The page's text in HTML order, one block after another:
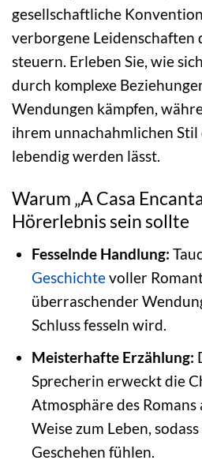
gesellschaftliche
verborgene Leidenschaften
steuern. Erleben Sie, wie
durch komplexe
Wendungen kämpfen,
ihrem unnachahmlichen
lebendig werden lässt.
Warum „A Casa
Hörerlebnis sein sollte
Fesselnde Handlung:
Geschichtevoller
überraschender
Schluss fesseln wird.
Meisterhafte Erzählung:
Sprecherin erweckt die
Atmosphäre des
Weise zum Leben,
Geschehen fühlen.